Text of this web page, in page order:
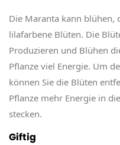
Die Maranta kann blühen,
lilafarbene Blüten. Die
Produzieren und Blühen
Pflanze viel Energie. Um
können Sie die Blüten
Pflanze mehr Energie in
stecken.
Giftig